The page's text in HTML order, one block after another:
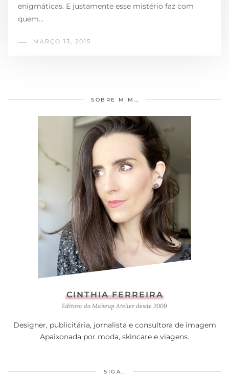
enigmáticas. E justamente esse mistério faz com
quem…
MARÇO 13, 2015
SOBRE MIM…
CINTHIA FERREIRA
Editora do Makeup Atelier desde 2009
Designer, publicitária, jornalista e consultora de imagem
Apaixonada por moda, skincare e viagens.
SIGA…